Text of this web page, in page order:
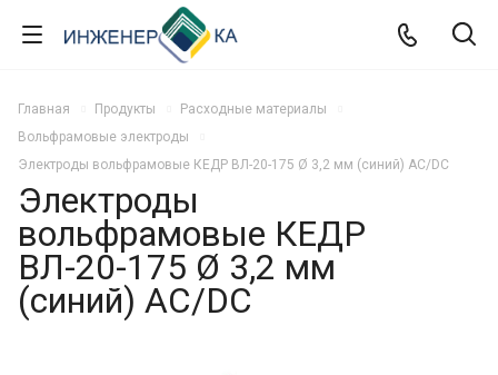
Главная Продукты
Расходные материалы
Вольфрамовые электроды
Электроды вольфрамовые КЕДР ВЛ-20-175 Ø 3,2 мм (синий) AC/DC
Электроды
вольфрамовые КЕДР
ВЛ-20-175 Ø 3,2 мм
(синий) AC/DC